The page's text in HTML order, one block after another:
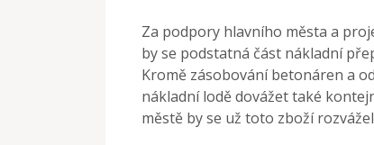
Za podpory hlavního města a
by se podstatná část nákladní
Kromě zásobování betonáren a
nákladní lodě dovážet také
městě by se už toto zboží